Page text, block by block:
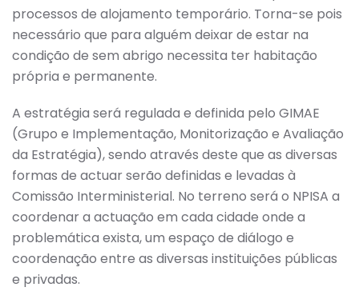
processos de alojamento temporário. Torna-se pois
necessário que para alguém deixar de estar na
condição de sem abrigo necessita ter habitação
própria e permanente.
A estratégia será regulada e definida pelo GIMAE
(Grupo e Implementação, Monitorização e Avaliação
da Estratégia), sendo através deste que as diversas
formas de actuar serão definidas e levadas à
Comissão Interministerial. No terreno será o NPISA a
coordenar a actuação em cada cidade onde a
problemática exista, um espaço de diálogo e
coordenação entre as diversas instituições públicas
e privadas.